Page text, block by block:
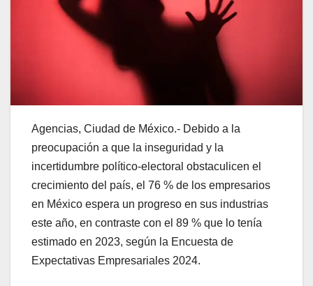
Agencias, Ciudad de México.- Debido a la
preocupación a que la inseguridad y la
incertidumbre político-electoral obstaculicen el
crecimiento del país, el 76 % de los empresarios
en México espera un progreso en sus industrias
este año, en contraste con el 89 % que lo tenía
estimado en 2023, según la Encuesta de
Expectativas Empresariales 2024.